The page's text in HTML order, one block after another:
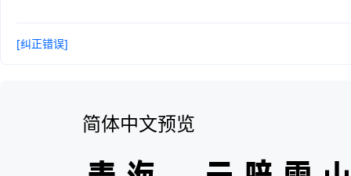
[纠正错误]
简体中文预览